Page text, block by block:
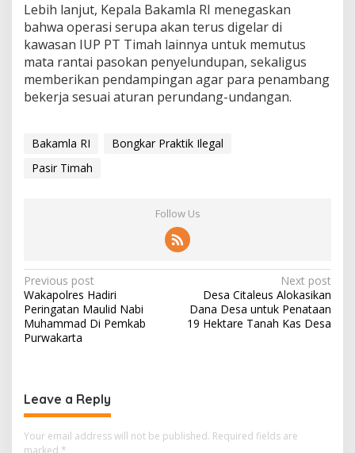
Lebih lanjut, Kepala Bakamla RI menegaskan
bahwa operasi serupa akan terus digelar di
kawasan IUP PT Timah lainnya untuk memutus
mata rantai pasokan penyelundupan, sekaligus
memberikan pendampingan agar para penambang
bekerja sesuai aturan perundang-undangan.
Bakamla RI
Bongkar Praktik Ilegal
Pasir Timah
Follow Us
Post
navigation
Previous post
Wakapolres Hadiri
Peringatan Maulid Nabi
Muhammad Di Pemkab
Purwakarta
Next post
Desa Citaleus Alokasikan
Dana Desa untuk Penataan
19 Hektare Tanah Kas Desa
Leave a Reply
Your email address will not be published. Required fields are